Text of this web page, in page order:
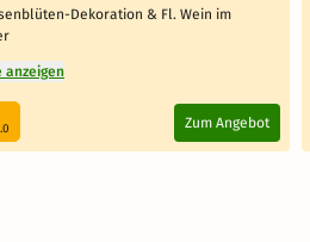
Dekoration & Fl. Wein im
anzeigen
Zum Angebot